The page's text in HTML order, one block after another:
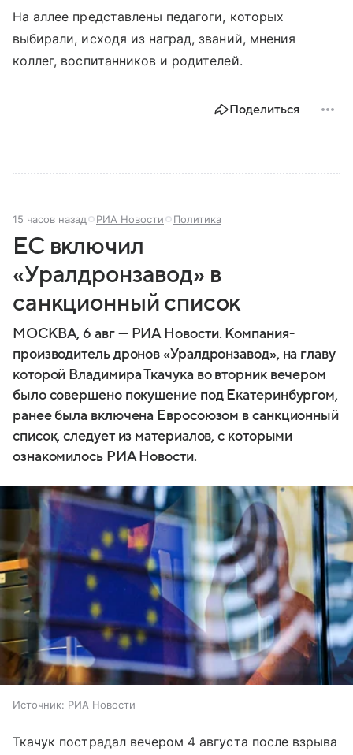
На аллее представлены педагоги, которых
выбирали, исходя из наград, званий, мнения
коллег, воспитанников и родителей.
Поделиться
15 часов назад РИА Новости Политика
ЕС включил
«Уралдронзавод» в
санкционный список
МОСКВА, 6 авг — РИА Новости. Компания-
производитель дронов «Уралдронзавод», на главу
которой Владимира Ткачука во вторник вечером
было совершено покушение под Екатеринбургом,
ранее была включена Евросоюзом в санкционный
список, следует из материалов, с которыми
ознакомилось РИА Новости.
Источник: РИА Новости
Ткачук пострадал вечером 4 августа после взрыва